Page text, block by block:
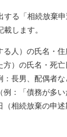
する「相続放棄
します。
る人）の氏名・
方）の氏名・死
長男、配偶者な
：「債務が多い
相続放棄の申述